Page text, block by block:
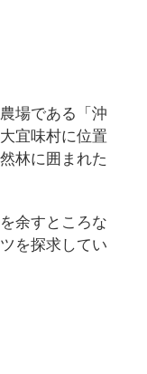
場である「沖
宜味村に位置
林に囲まれた
余すところな
を探求してい